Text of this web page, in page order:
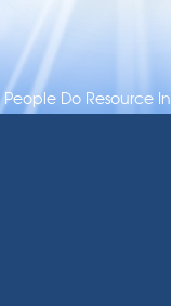
Do Resource